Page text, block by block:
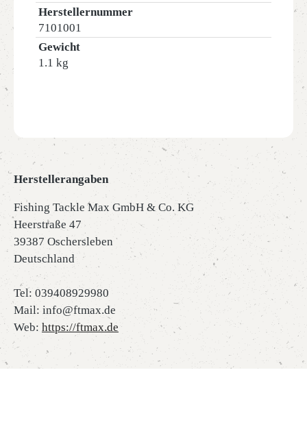
Herstellernummer
7101001
Gewicht
1.1 kg
Herstellerangaben
Fishing Tackle Max GmbH & Co. KG
Heerstraße 47
39387 Oschersleben
Deutschland
Tel: 039408929980
Mail: info@ftmax.de
Web: https://ftmax.de